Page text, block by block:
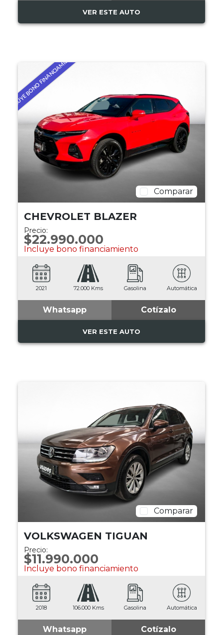
VER ESTE AUTO
INCLUYE BONO FINANCIAMIENTO
Comparar
CHEVROLET BLAZER
Precio:
$22.990.000
Incluye bono financiamiento
2021 72.000 Kms Gasolina Automática
Whatsapp Cotízalo
VER ESTE AUTO
Comparar
VOLKSWAGEN TIGUAN
Precio:
$11.990.000
Incluye bono financiamiento
2018 106.000 Kms Gasolina Automática
Whatsapp Cotízalo